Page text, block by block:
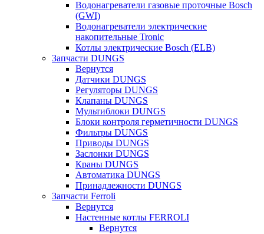
Водонагреватели газовые проточные Bosch
(GWI)
Водонагреватели электрические
накопительные Tronic
Котлы электрические Bosch (ELB)
Запчасти DUNGS
Вернутся
Датчики DUNGS
Регуляторы DUNGS
Клапаны DUNGS
Мультиблоки DUNGS
Блоки контроля герметичности DUNGS
Фильтры DUNGS
Приводы DUNGS
Заслонки DUNGS
Краны DUNGS
Автоматика DUNGS
Принадлежности DUNGS
Запчасти Ferroli
Вернутся
Настенные котлы FERROLI
Вернутся